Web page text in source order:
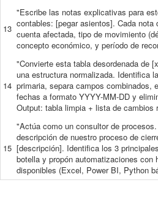
13
"Escribe las notas explicativas para
contables: [pegar asientos]. Cada nota
cuenta afectada, tipo de movimiento
concepto económico, y período de
14
"Convierte esta tabla desordenada de
una estructura normalizada. Identifica
primaria, separa campos combinados,
fechas a formato YYYY-MM-DD y
Output: tabla limpia + lista de cambios
15
"Actúa como un consultor de
descripción de nuestro proceso de
[descripción]. Identifica los 3
botella y propón automatizaciones con
disponibles (Excel, Power BI, Python